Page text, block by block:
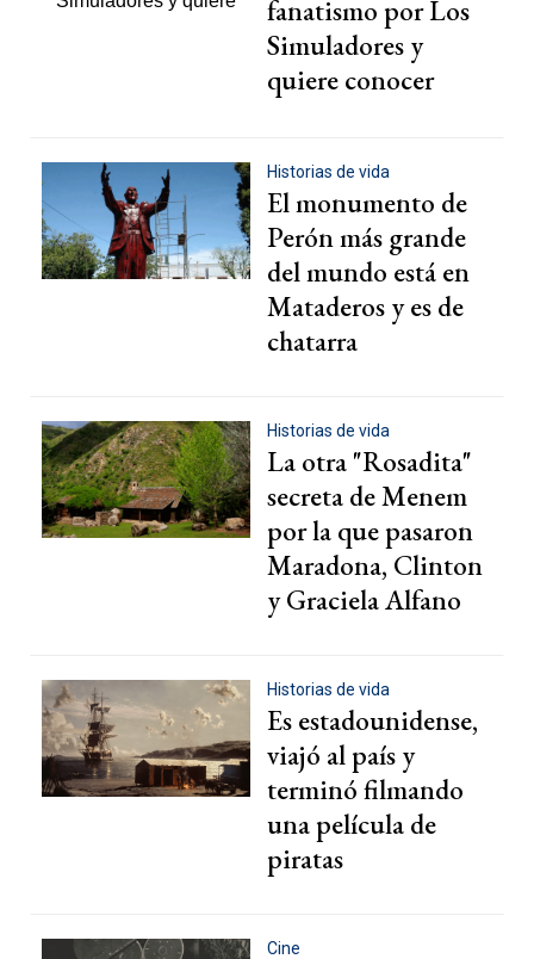
fanatismo por Los
Simuladores y
quiere conocer
Historias de vida
El monumento de
Perón más grande
del mundo está en
Mataderos y es de
chatarra
Historias de vida
La otra "Rosadita"
secreta de Menem
por la que pasaron
Maradona, Clinton
y Graciela Alfano
Historias de vida
Es estadounidense,
viajó al país y
terminó filmando
una película de
piratas
Cine